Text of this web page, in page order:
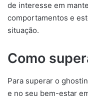
de interesse em
comportamentos e
situação.
Como
Para superar o
e no seu bem-estar